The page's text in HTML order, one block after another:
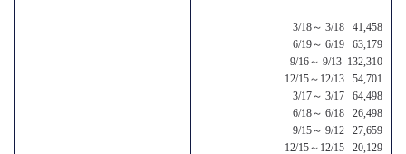
3/18～ 3/18 41,458
6/19～ 6/19 63,179
9/16～ 9/13 132,310
12/15～12/13 54,701
3/17～ 3/17 64,498
6/18～ 6/18 26,498
9/15～ 9/12 27,659
12/15～12/15 20,129